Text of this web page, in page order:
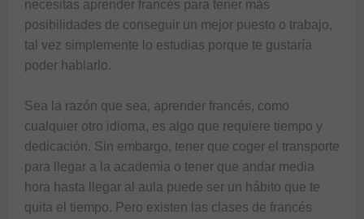
necesitas aprender francés para tener más
posibilidades de conseguir un mejor puesto o trabajo,
tal vez simplemente lo estudias porque te gustaría
poder hablarlo.
Sea la razón que sea, aprender francés, como
cualquier otro idioma, es algo que requiere tiempo y
dedicación. Sin embargo, tener que coger el transporte
para llegar a la academia o tener que andar media
hora hasta llegar al aula puede ser un hábito que te
quita el tiempo. Pero existen las clases de francés